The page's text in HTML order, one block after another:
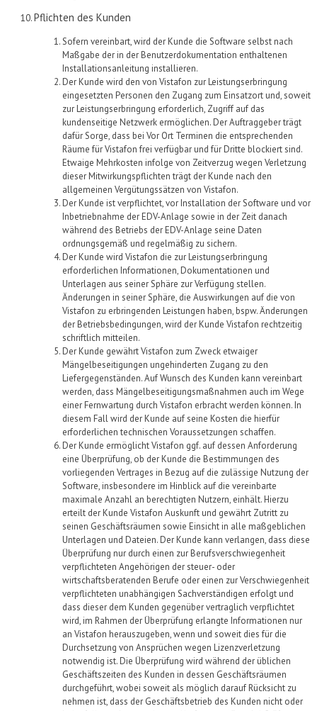
Pflichten des Kunden
Sofern vereinbart, wird der Kunde die Software selbst nach
Maßgabe der in der Benutzerdokumentation enthaltenen
Installationsanleitung installieren.
Der Kunde wird den von Vistafon zur Leistungserbringung
eingesetzten Personen den Zugang zum Einsatzort und, soweit
zur Leistungserbringung erforderlich, Zugriff auf das
kundenseitige Netzwerk ermöglichen. Der Auftraggeber trägt
dafür Sorge, dass bei Vor Ort Terminen die entsprechenden
Räume fürVistafonfrei verfügbar und für Dritte blockiert sind.
Etwaige Mehrkosten infolge von Zeitverzug wegen Verletzung
dieser Mitwirkungspflichten trägt der Kunde nach den
allgemeinen Vergütungssätzen von Vistafon.
Der Kunde ist verpflichtet, vor Installation der Software und vor
Inbetriebnahme der EDV-Anlage sowie in der Zeit danach
während des Betriebs der EDV-Anlage seine Daten
ordnungsgemäß und regelmäßig zu sichern.
DerKunde wird Vistafon die zur Leistungserbringung
erforderlichen Informationen, Dokumentationen und
Unterlagen aus seiner Sphäre zur Verfügung stellen.
Änderungen in seiner Sphäre, die Auswirkungen auf die von
Vistafon zu erbringenden Leistungen haben, bspw. Änderungen
der Betriebsbedingungen, wird derKunde Vistafon rechtzeitig
schriftlich mitteilen.
Der Kunde gewährtVistafon zum Zweck etwaiger
Mängelbeseitigungen ungehinderten Zugang zu den
Liefergegenständen. Auf Wunsch des Kunden kann vereinbart
werden, dass Mängelbeseitigungsmaßnahmen auch im Wege
einer Fernwartung durch Vistafon erbracht werden können. In
diesem Fall wird der Kunde auf seine Kosten die hierfür
erforderlichen technischen Voraussetzungen schaffen.
Der Kunde ermöglichtVistafon ggf. auf dessen Anforderung
eine Überprüfung, ob der Kunde die Bestimmungen des
vorliegenden Vertrages in Bezug auf die zulässige Nutzung der
Software, insbesondere im Hinblick auf die vereinbarte
maximale Anzahl an berechtigten Nutzern, einhält. Hierzu
erteilt der Kunde Vistafon Auskunftund gewährt Zutritt zu
seinen Geschäftsräumen sowie Einsicht in alle maßgeblichen
Unterlagen und Dateien. Der Kunde kann verlangen, dass diese
Überprüfung nur durch einen zur Berufsverschwiegenheit
verpflichteten Angehörigen der steuer- oder
wirtschaftsberatenden Berufe oder einen zur Verschwiegenheit
verpflichteten unabhängigen Sachverständigen erfolgt und
dass dieser dem Kunden gegenüber vertraglich verpflichtet
wird, im Rahmen der Überprüfung erlangte Informationen nur
an Vistafon herauszugeben, wenn und soweit dies für die
Durchsetzung von Ansprüchen wegen Lizenzverletzung
notwendig ist. Die Überprüfung wird während der üblichen
Geschäftszeiten des Kunden in dessen Geschäftsräumen
durchgeführt, wobei soweit als möglich darauf Rücksicht zu
nehmen ist, dass der Geschäftsbetrieb des Kunden nicht oder